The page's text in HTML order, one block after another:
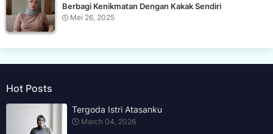
Berbagi Kenikmatan Dengan Kakak Sendiri
Mei 26, 2025
Hot Posts
Tergoda Istri Atasanku
March 04, 2026